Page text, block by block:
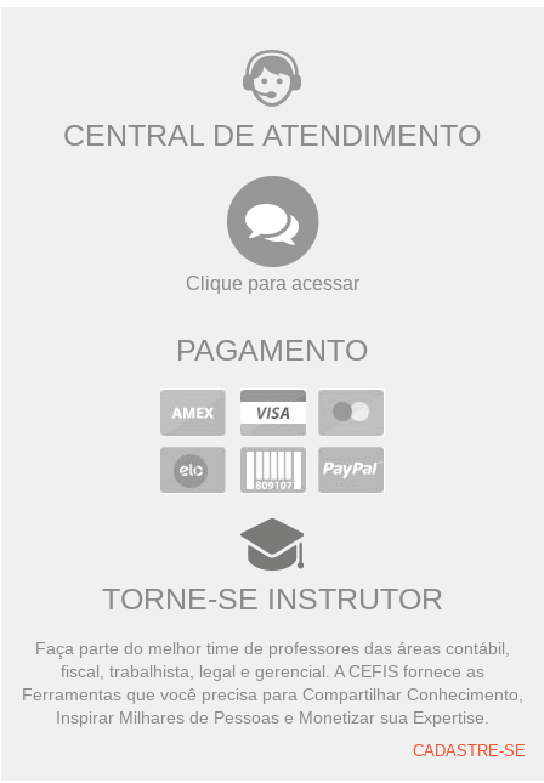
CENTRAL DE ATENDIMENTO
Clique para acessar
PAGAMENTO
TORNE-SE INSTRUTOR
Faça parte do melhor time de professores das áreas contábil,
fiscal, trabalhista, legal e gerencial. A CEFIS fornece as
Ferramentas que você precisa para Compartilhar Conhecimento,
Inspirar Milhares de Pessoas e Monetizar sua Expertise.
CADASTRE-SE